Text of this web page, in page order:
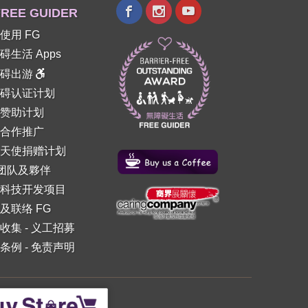
GUIDER
用 FG
生活 Apps
出游
认证计划
助计划
作推广
使捐赠计划
队及夥伴
技开发项目
联络 FG
集- 义工招募
例 - 免责声明